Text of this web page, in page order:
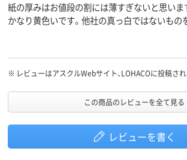
紙の厚みはお値段の割には薄すぎないと思いま
かなり黄色いです。他社の真っ白ではないもの
※ レビューはアスクルWebサイト、LOHACOに投稿され
この商品のレビューを全て見る
レビューを書く